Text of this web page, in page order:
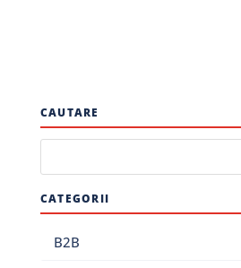
CAUTARE
CATEGORII
B2B